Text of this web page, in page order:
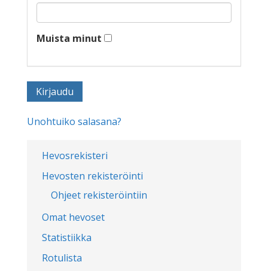
Hevosrekisteri
Hevosten rekisteröinti
Ohjeet rekisteröintiin
Omat hevoset
Statistiikka
Rotulista
Muista minut
Unohtuiko salasana?